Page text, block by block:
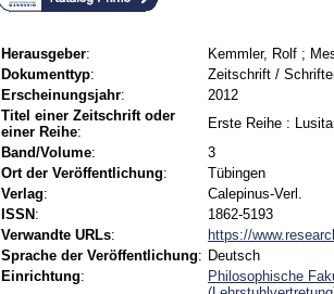
Herausgeber: Kemmler, Rolf ;
Dokumenttyp:
Zeitschrift /
Erscheinungsjahr:
2012
Titel einer Zeitschrift oder
einer Reihe:
Erste Reihe :
Band/Volume:
3
Ort der Veröffentlichung:
Tübingen
Verlag:
Calepinus-Verl.
ISSN :
1862-5193
Verwandte URLs:
https://
Sprache der Veröffentlichung: Deutsch
Einrichtung:
Philosophische